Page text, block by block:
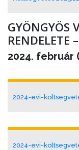
GYÖNGYÖS
RENDELETE
2024.
2024-evi-
2024-evi-